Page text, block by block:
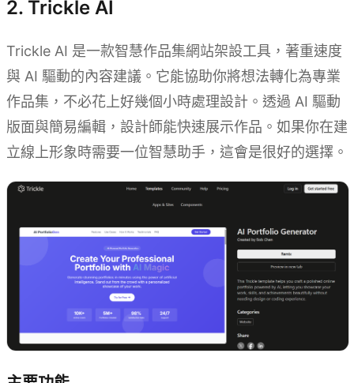
2. Trickle AI
Trickle AI 是一款智慧作品集網站架設工具，著重速度
與 AI 驅動的內容建議。它能協助你將想法轉化為專業
作品集，不必花上好幾個小時處理設計。透過 AI 驅動
版面與簡易編輯，設計師能快速展示作品。如果你在建
立線上形象時需要一位智慧助手，這會是很好的選擇。